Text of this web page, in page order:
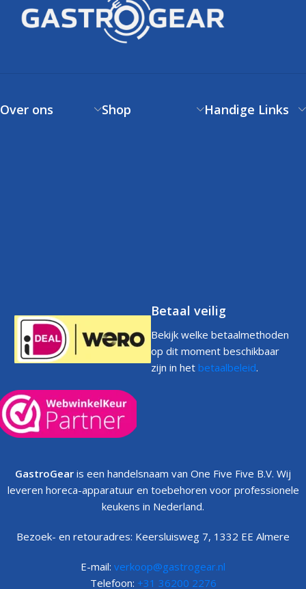
Over ons Shop Handige Links
Betaal veilig
Bekijk welke betaalmethoden
op dit moment beschikbaar
zijn in het betaalbeleid.
GastroGear is een handelsnaam van One Five Five B.V. Wij
leveren horeca-apparatuur en toebehoren voor professionele
keukens in Nederland.
Bezoek- en retouradres: Keersluisweg 7, 1332 EE Almere
E-mail: verkoop@gastrogear.nl
Telefoon: +31 36200 2276